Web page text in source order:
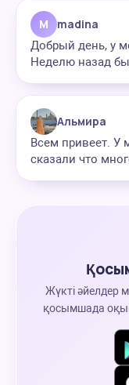
M madina
Добрый день, у
Неделю назад
Альмира
Всем привеет. У
сказали что
Жүкті әйелдер
қосымшада